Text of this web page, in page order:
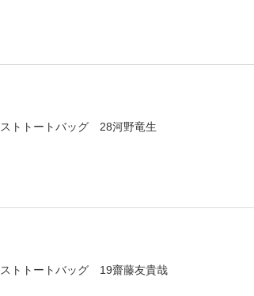
トトートバッグ 28河野竜生
トトートバッグ 19齋藤友貴哉